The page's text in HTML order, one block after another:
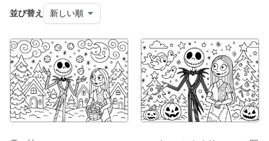
並び替え